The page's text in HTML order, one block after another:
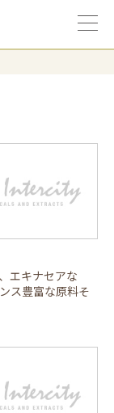
エキナセアな
ス豊富な原料そ